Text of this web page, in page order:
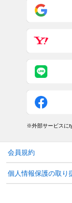
※外部サービスに
会員規約
個人情報保護の取り